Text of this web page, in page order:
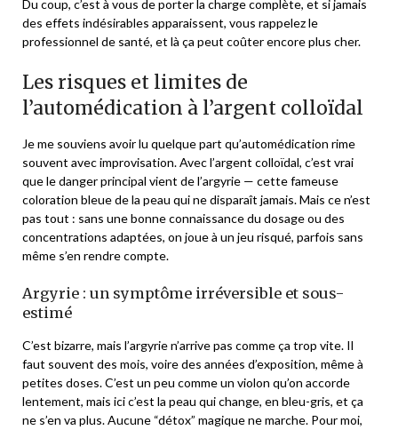
Du coup, c’est à vous de porter la charge complète, et si jamais
des effets indésirables apparaissent, vous rappelez le
professionnel de santé, et là ça peut coûter encore plus cher.
Les risques et limites de
l’automédication à l’argent colloïdal
Je me souviens avoir lu quelque part qu’automédication rime
souvent avec improvisation. Avec l’argent colloïdal, c’est vrai
que le danger principal vient de l’argyrie — cette fameuse
coloration bleue de la peau qui ne disparaît jamais. Mais ce n’est
pas tout : sans une bonne connaissance du dosage ou des
concentrations adaptées, on joue à un jeu risqué, parfois sans
même s’en rendre compte.
Argyrie : un symptôme irréversible et sous-
estimé
C’est bizarre, mais l’argyrie n’arrive pas comme ça trop vite. Il
faut souvent des mois, voire des années d’exposition, même à
petites doses. C’est un peu comme un violon qu’on accorde
lentement, mais ici c’est la peau qui change, en bleu-gris, et ça
ne s’en va plus. Aucune “détox” magique ne marche. Pour moi,